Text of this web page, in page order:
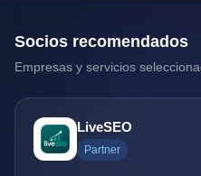
Socios recomendados
Empresas y servicios
LiveSEO
Partner